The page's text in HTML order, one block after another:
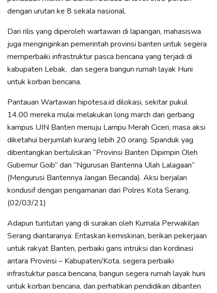
dengan urutan ke 8 sekala nasional.
Dari rilis yang diperoleh wartawan di lapangan, mahasiswa
juga menginginkan pemerintah provinsi banten untuk segera
memperbaiki infrastruktur pasca bencana yang terjadi di
kabupaten Lebak, dan segera bangun rumah layak Huni
untuk korban bencana.
Pantauan Wartawan hipotesa.id dilokasi, sekitar pukul
14.00 mereka mulai melakukan long march dari gerbang
kampus UIN Banten menuju Lampu Merah Ciceri, masa aksi
diketahui berjumlah kurang lebih 20 orang. Spanduk yag
dibentangkan bertuliskan “Provinsi Banten Dipimpin Oleh
Gubernur Goib” dan “Ngurusan Bantenna Ulah Lalagaan”
(Mengurusi Bantennya Jangan Becanda). Aksi berjalan
kondusif dengan pengamanan dari Polres Kota Serang.
(02/03/21)
Adapun tuntutan yang di surakan oleh Kumala Perwakilan
Serang diantaranya: Entaskan kemiskinan, berikan pekerjaan
untuk rakyat Banten, perbaiki garis intruksi dan kordinasi
antara Provinsi – Kabupaten/Kota, segera perbaiki
infrastuktur pasca bencana, bangun segera rumah layak huni
untuk korban bencana, dan perhatikan pendidikan dibanten